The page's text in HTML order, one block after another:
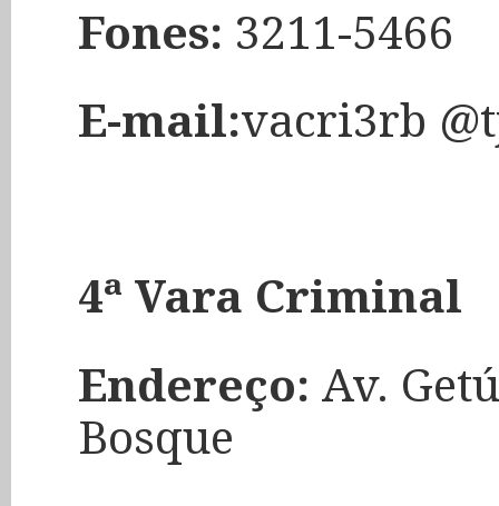
Fones: 3211-5466
E-mail:vacri3rb
4ª Vara Criminal
Endereço: Av.
Bosque